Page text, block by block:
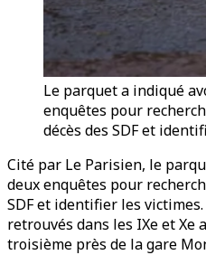
Le parquet a indiqué
enquêtes pour
décès des SDF et
Cité par Le Parisien, le
deux enquêtes pour
SDF et identifier les
retrouvés dans les IXe et Xe
troisième près de la gare